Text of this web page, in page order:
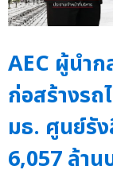
AEC ผู้นำ
ก่อสร้างรถ
มธ. ศูนย์รั
6,057 ล้าน